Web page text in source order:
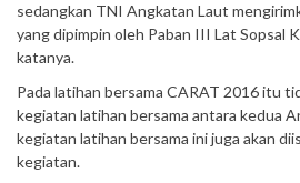
sedangkan TNI Angkatan Laut
yang dipimpin oleh Paban III Lat Sopsal
katanya.
Pada latihan bersama CARAT 2016 itu
kegiatan latihan bersama antara kedua
kegiatan latihan bersama ini juga akan
kegiatan.